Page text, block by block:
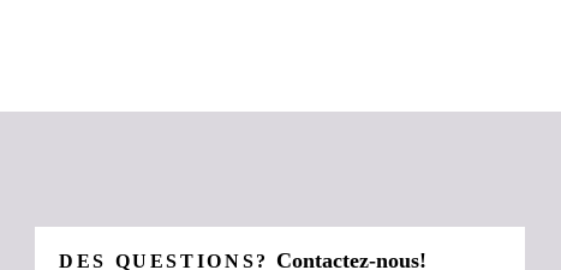
DES QUESTIONS?Contactez-nous!